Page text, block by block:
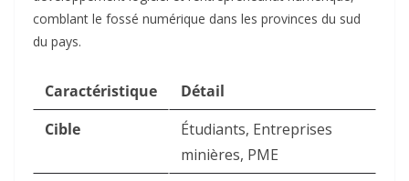
comblant le fossé numérique dans les provinces du sud
du pays.
Caractéristique
Détail
Cible
Étudiants, Entreprises
minières, PME